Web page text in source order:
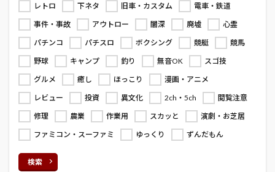
レトロ
下ネタ 旧車・カスタム
電車・鉄道
事件・事故
アウトロー 闇深 廃墟
心霊
パチンコ
パチスロ ボクシング 競艇
競馬
野球
キャンプ 釣り 無音OK
スゴ技
グルメ
癒し ほっこり
漫画・アニメ
レビュー
投資 異文化 2ch・5ch
閲覧注意
修理
農業 作業用 スカッと
演劇・お芝居
ファミコン・スーファミ
ゆっくり ずんだもん
検索